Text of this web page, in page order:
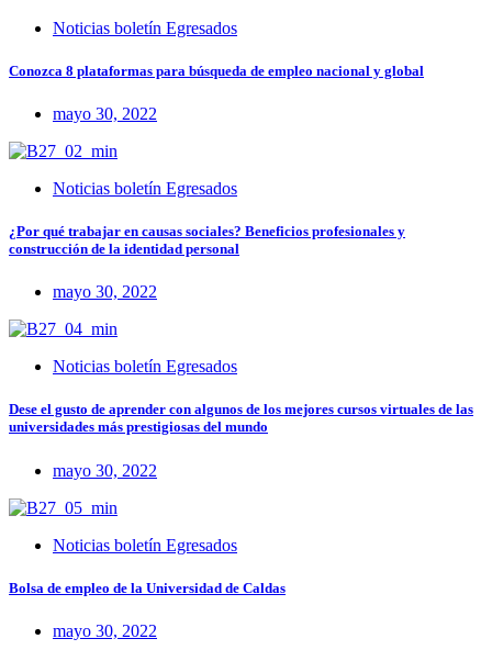
Noticias boletín Egresados
Conozca 8 plataformas para búsqueda de empleo nacional y global
mayo 30, 2022
Noticias boletín Egresados
¿Por qué trabajar en causas sociales? Beneficios profesionales y
construcción de la identidad personal
mayo 30, 2022
Noticias boletín Egresados
Dese el gusto de aprender con algunos de los mejores cursos virtuales de las
universidades más prestigiosas del mundo
mayo 30, 2022
Noticias boletín Egresados
Bolsa de empleo de la Universidad de Caldas
mayo 30, 2022